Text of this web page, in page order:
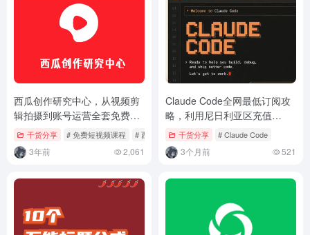
西瓜创作研究中心，从视频剪
辑拍摄到账号运营全套免费课
程！干货分享 # 免费短视频课程 # 西瓜创作研究中心
3年前 2,061
Claude Code全网最低订阅攻
略，利用尼日利亚区充值
Claude Code
干货分享 # Claude Code
3个月前 521